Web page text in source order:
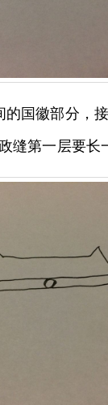
的国徽部分，
缝第一层要长